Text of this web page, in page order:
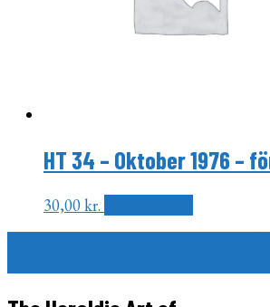
HT 34 – Oktober 1976 –
30,00kr.